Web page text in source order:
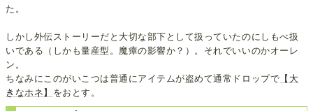
た。
しかし外伝ストーリーだと大切な部下として扱っていたのにしもべ扱
いである（しかも量産型。魔瘴の影響か？）。それでいいのかオーレ
ン。
ちなみにこのがいこつは普通にアイテムが盗めて通常ドロップで 【大
きなホネ】 をおとす。